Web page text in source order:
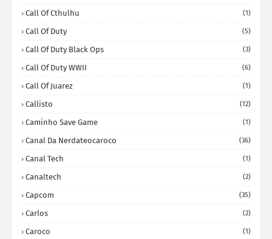
Call Of Cthulhu (1)
Call Of Duty (5)
Call Of Duty Black Ops (3)
Call Of Duty WWII (6)
Call Of Juarez (1)
Callisto (12)
Caminho Save Game (1)
Canal Da Nerdateocaroco (36)
Canal Tech (1)
Canaltech (2)
Capcom (35)
Carlos (2)
Caroco (1)